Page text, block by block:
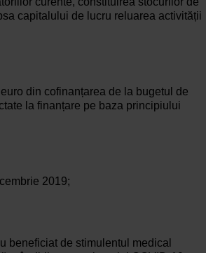
capitalului de lucru reluarea activității
din cofinanțarea de la bugetul de
la finanțare pe baza principiului
2019;
beneficiat de stimulentul medical